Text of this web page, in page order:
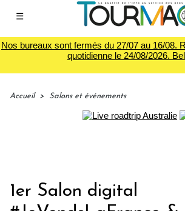
☰
Nos bureaux sont fermés du 27/07 au 16/08.
quotidienne le 24/08/2026.
Accueil > Salons et événements
1er Salon digital